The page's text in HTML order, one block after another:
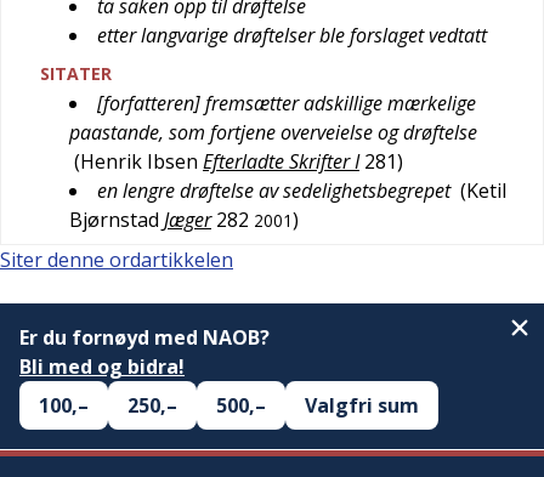
ta saken opp til drøftelse
etter langvarige drøftelser ble forslaget vedtatt
SITATER
[forfatteren] fremsætter adskillige mærkelige
paastande, som fortjene overveielse og drøftelse
(Henrik Ibsen Efterladte Skrifter I 281)
en lengre drøftelse av sedelighetsbegrepet (Ketil
Bjørnstad Jæger 282 2001)
Siter denne ordartikkelen
Er du fornøyd med NAOB?
Bli med og bidra!
100,–
250,– 500,– Valgfri sum